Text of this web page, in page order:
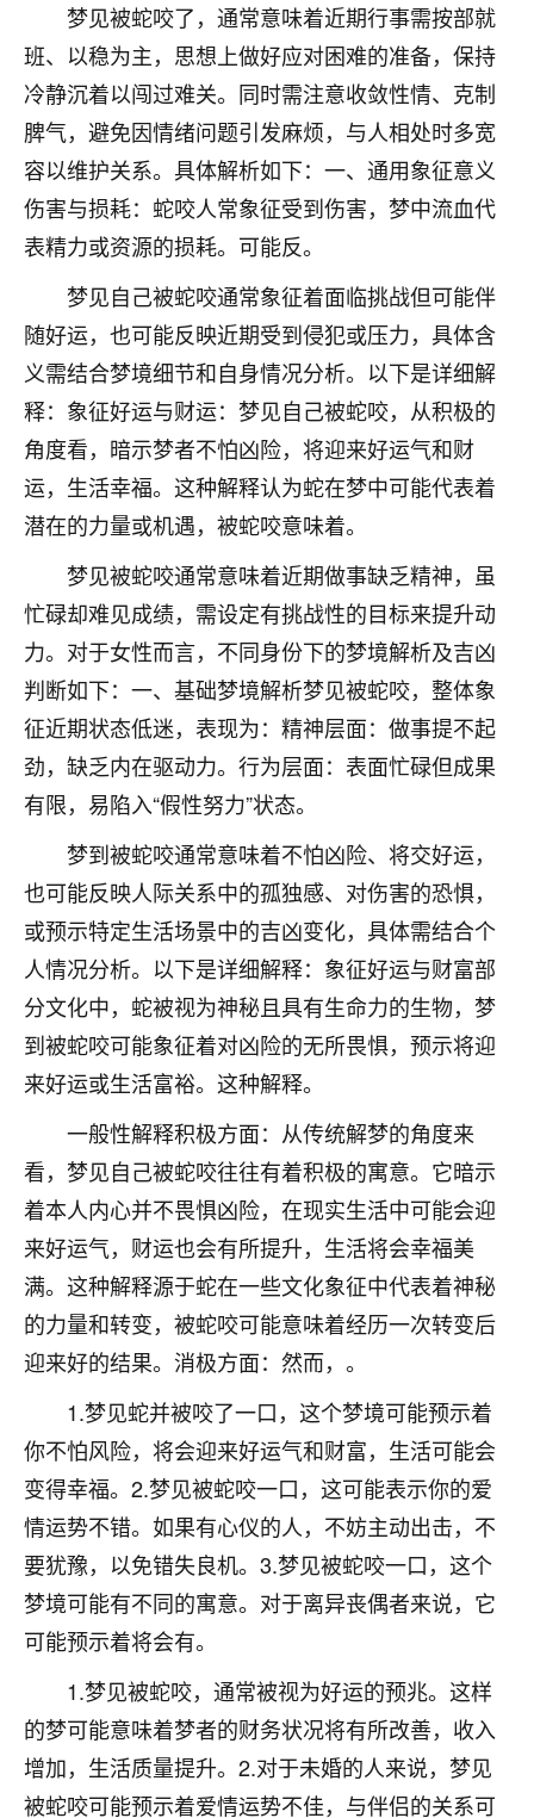
梦见被蛇咬了，通常意味着近期行事需按部就
班、以稳为主，思想上做好应对困难的准备，保持
冷静沉着以闯过难关。同时需注意收敛性情、克制
脾气，避免因情绪问题引发麻烦，与人相处时多宽
容以维护关系。具体解析如下：一、通用象征意义
伤害与损耗：蛇咬人常象征受到伤害，梦中流血代
表精力或资源的损耗。可能反。
梦见自己被蛇咬通常象征着面临挑战但可能伴
随好运，也可能反映近期受到侵犯或压力，具体含
义需结合梦境细节和自身情况分析。以下是详细解
释：象征好运与财运：梦见自己被蛇咬，从积极的
角度看，暗示梦者不怕凶险，将迎来好运气和财
运，生活幸福。这种解释认为蛇在梦中可能代表着
潜在的力量或机遇，被蛇咬意味着。
梦见被蛇咬通常意味着近期做事缺乏精神，虽
忙碌却难见成绩，需设定有挑战性的目标来提升动
力。对于女性而言，不同身份下的梦境解析及吉凶
判断如下：一、基础梦境解析梦见被蛇咬，整体象
征近期状态低迷，表现为：精神层面：做事提不起
劲，缺乏内在驱动力。行为层面：表面忙碌但成果
有限，易陷入“假性努力”状态。
梦到被蛇咬通常意味着不怕凶险、将交好运，
也可能反映人际关系中的孤独感、对伤害的恐惧，
或预示特定生活场景中的吉凶变化，具体需结合个
人情况分析。以下是详细解释：象征好运与财富部
分文化中，蛇被视为神秘且具有生命力的生物，梦
到被蛇咬可能象征着对凶险的无所畏惧，预示将迎
来好运或生活富裕。这种解释。
一般性解释积极方面：从传统解梦的角度来
看，梦见自己被蛇咬往往有着积极的寓意。它暗示
着本人内心并不畏惧凶险，在现实生活中可能会迎
来好运气，财运也会有所提升，生活将会幸福美
满。这种解释源于蛇在一些文化象征中代表着神秘
的力量和转变，被蛇咬可能意味着经历一次转变后
迎来好的结果。消极方面：然而，。
1.梦见蛇并被咬了一口，这个梦境可能预示着
你不怕风险，将会迎来好运气和财富，生活可能会
变得幸福。2.梦见被蛇咬一口，这可能表示你的爱
情运势不错。如果有心仪的人，不妨主动出击，不
要犹豫，以免错失良机。3.梦见被蛇咬一口，这个
梦境可能有不同的寓意。对于离异丧偶者来说，它
可能预示着将会有。
1.梦见被蛇咬，通常被视为好运的预兆。这样
的梦可能意味着梦者的财务状况将有所改善，收入
增加，生活质量提升。2.对于未婚的人来说，梦见
被蛇咬可能预示着爱情运势不佳，与伴侣的关系可
是我从找店开始都是找慧来老师跟进的，选
址、风水、还有开业日子，哪哪都看了，虽然
大环境不好，但是我家生意还可以，前几天又
刚找老师做了补财库，希望财运更好一点！
2小时前 来自海南 18
梦醒时分
我女儿高二叛逆，大半年不上学，一说她就要死要活
师，一开始我是病急乱投医，这半年来，法事一个个
做完，我女儿跟变了个人一样，不期望她能考多好的
大学，只要能安安稳稳的把书读了，身体心理都健健
康康的我就很知足了！
鹿森：可怜天下父母心啊！
3小时前 来自河北 16
付深
我是公司人事调整，有升迁机会，但同时竞争的我们
三个，找老师的时候是抱着侥幸心理，没想到老师看
着我晋升有望，我半信半疑的按照老师建议，做了化
太岁还有一个发钱粮，本来年前的人事调整，拖到年
后，我以为都没戏了，结果开年一上班，开会提拔升
职第一个就是我，职务无所谓，主要是底薪加了
3000，非常开心，无论如何，感恩感谢！🙏🏻
鹿森：恭喜升职加薪！！，请客吗？�
12小时前 来自北京 32
心心相印
我身体不太好，总是病病殃殃的，去检查又没什么大
问题，反正就是不舒服。中医西医看遍了，找不到问
题，后来无意中看到有人推荐慧来老师，跟老师聊过
之后，心情豁然开朗，也听老师建议，处理了一些因
果问题。今年以来，身体比以前好多，主要是心情好
了，老师说境随心转，现在深有体会了。
鹿森：是的，其实跟老师聊过之后，最大的感
触，首先就是心态会变好，万般皆是命，半点
不由人！
1天前 来自四川 9
金白水清
我也想找老师看看，有没有人给个联系方式的啊？
1天前 来自江西 12
青春168
我也想要，我也想要！
2天前 来自山西 15
Jessica李
老师做不做超度法事？我想给我奶奶做超度，她今年
刚去世了。
七零老顽童：我母亲前年离世，刚开始我经常
做梦梦见她，后来也是朋友介绍，找到慧来老
师，安排了超度法事，做梦再也没有梦到过